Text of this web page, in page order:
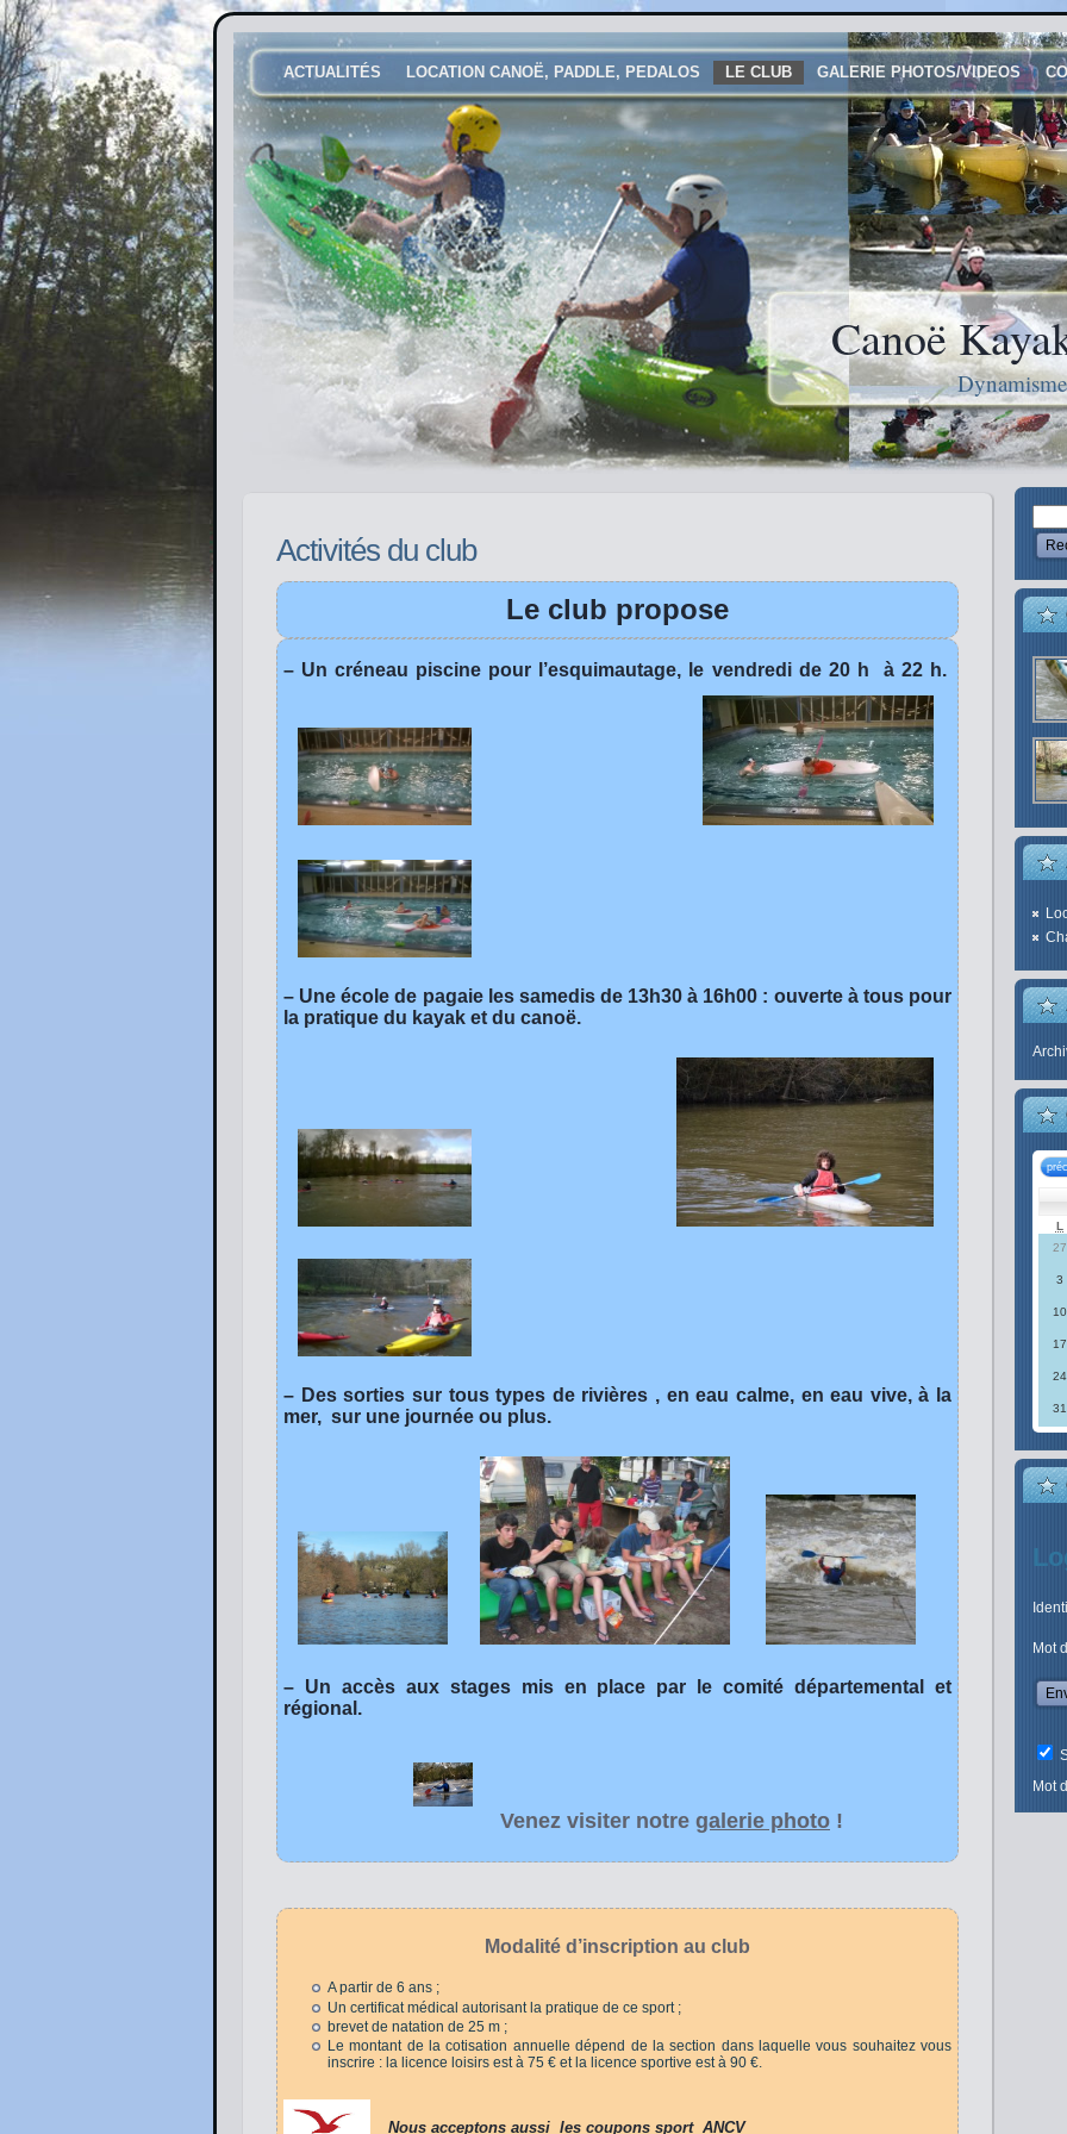
ACTUALITÉS LOCATION CANOË, PADDLE, PEDALOS LE CLUB GALERIE PHOTOS/VIDEOS
Canoë
Activités du club
Le club propose
– Un créneau piscine pour l’esquimautage, le vendredi de 20 h à 22 h.
– Une école de pagaie les samedis de 13h30 à 16h00 : ouverte à tous pour
la pratique du kayak et du canoë.
– Des sorties sur tous types de rivières , en eau calme, en eau vive, à la
mer, sur une journée ou plus.
– Un accès aux stages mis en place par le comité départemental et
régional.
Venez visiter notre galerie photo !
Modalité d’inscription au club
A partir de 6 ans ;
Un certificat médical autorisant la pratique de ce sport ;
brevet de natation de 25 m ;
Le montant de la cotisation annuelle dépend de la section dans laquelle vous souhaitez vous
inscrire : la licence loisirs est à 75 € et la licence sportive est à 90 €.
Nous acceptons aussi les coupons sport ANCV
L
27
3
10
17
24
31
Mot
Mot